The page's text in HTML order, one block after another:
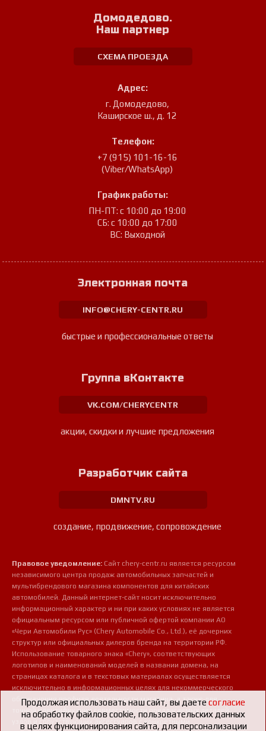
Домодедово.
Наш партнер
СХЕМА ПРОЕЗДА
Адрес:
г. Домодедово,
Каширское ш., д. 12
Телефон:
+7 (915) 101-16-16
(Viber/WhatsApp)
График работы:
ПН-ПТ: с 10:00 до 19:00
СБ: с 10:00 до 17:00
ВС: Выходной
Электронная почта
INFO@CHERY-CENTR.RU
быстрые и профессиональные ответы
Группа вКонтакте
VK.COM/CHERYCENTR
акции, скидки и лучшие предложения
Разработчик сайта
DMNTV.RU
создание, продвижение, сопровождение
Правовое уведомление: Сайт chery-centr.ru является ресурсом
независимого центра продаж автомобильных запчастей и
мультибрендового магазина компонентов для китайских
автомобилей. Данный интернет-сайт носит исключительно
информационный характер и ни при каких условиях не является
официальным ресурсом или публичной офертой компании АО
«Чери Автомобили Рус» (Chery Automobile Co., Ltd.), её дочерних
структур или официальных дилеров бренда на территории РФ.
Использование товарного знака «Chery», соответствующих
логотипов и наименований моделей в названии домена, на
страницах каталога и в текстовых материалах осуществляется
исключительно в информационных целях для некоммерческого
обозначения профиля деятельности магазина, а также для
точной идентификации совместимости предлагаемых деталей,
узлов и сопутствующих аксессуаров с конкретными
Продолжая использовать наш сайт, вы даетесогласие
на обработку файлов cookie, пользовательских данных
в целях функционирования сайта, для персонализации